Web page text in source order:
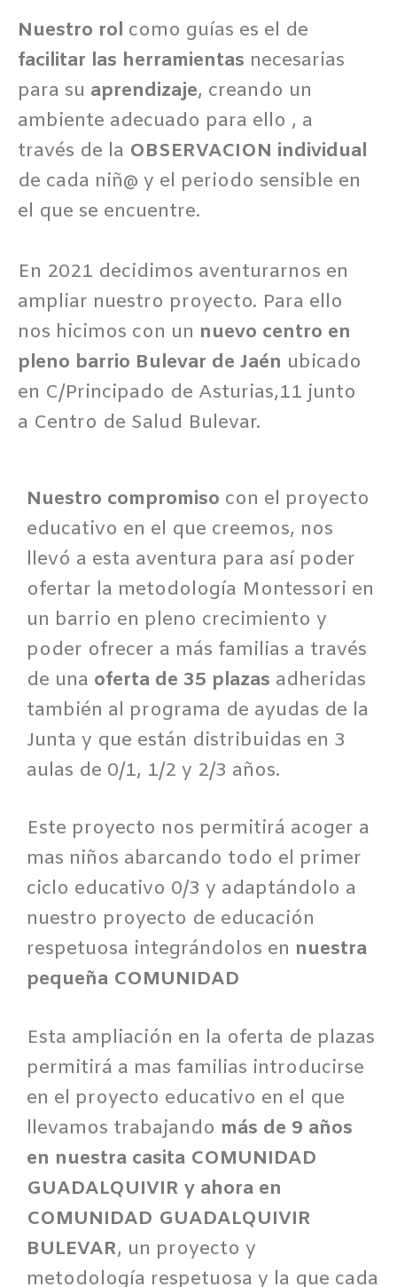
Nuestro rol como guías es el de
facilitar las herramientas necesarias
para su aprendizaje, creando un
ambiente adecuado para ello , a
través de la OBSERVACION individual
de cada niñ@ y el periodo sensible en
el que se encuentre.
En 2021 decidimos aventurarnos en
ampliar nuestro proyecto. Para ello
nos hicimos con un nuevo centro en
pleno barrio Bulevar de Jaén ubicado
en C/Principado de Asturias,11 junto
a Centro de Salud Bulevar.
Nuestro compromiso con el proyecto
educativo en el que creemos, nos
llevó a esta aventura para así poder
ofertar la metodología Montessori en
un barrio en pleno crecimiento y
poder ofrecer a más familias a través
de una oferta de 35 plazas adheridas
también al programa de ayudas de la
Junta y que están distribuidas en 3
aulas de 0/1, 1/2 y 2/3 años.
Este proyecto nos permitirá acoger a
mas niños abarcando todo el primer
ciclo educativo 0/3 y adaptándolo a
nuestro proyecto de educación
respetuosa integrándolos en nuestra
pequeña COMUNIDAD
Esta ampliación en la oferta de plazas
permitirá a mas familias introducirse
en el proyecto educativo en el que
llevamos trabajando más de 9 años
en nuestra casita COMUNIDAD
GUADALQUIVIR y ahora en
COMUNIDAD GUADALQUIVIR
BULEVAR, un proyecto y
metodología respetuosa y la que cada